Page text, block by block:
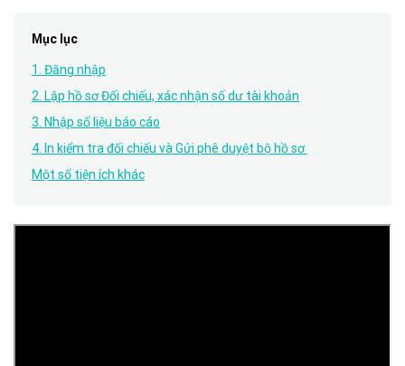
Mục lục
1. Đăng nhập
2. Lập hồ sơ Đối chiếu, xác nhận số dư tài khoản
3. Nhập số liệu báo cáo
4. In kiểm tra đối chiếu và Gửi phê duyệt bộ hồ sơ
Một số tiện ích khác